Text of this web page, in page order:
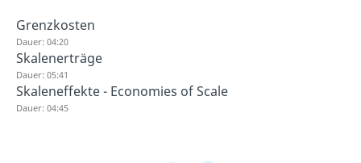
Grenzkosten
Dauer: 04:20
Skalenerträge
Dauer: 05:41
Skaleneffekte - Economies of Scale
Dauer: 04:45